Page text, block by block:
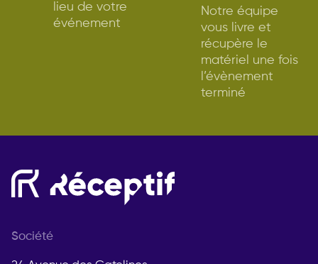
lieu de votre
événement
Notre équipe
vous livre et
récupère le
matériel une fois
l’évènement
terminé
Société